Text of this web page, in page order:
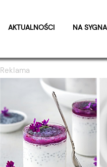
AKTUALNOŚCI NA
Reklama